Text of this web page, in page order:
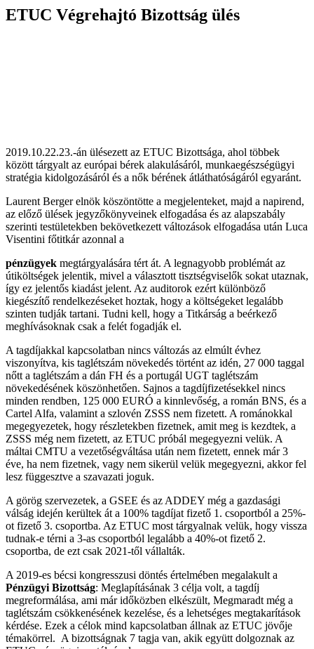
ETUC Végrehajtó Bizottság ülés
2019.10.22.23.-án ülésezett az ETUC Bizottsága, ahol többek
között tárgyalt az európai bérek alakulásáról, munkaegészségügyi
stratégia kidolgozásáról és a nők bérének átláthatóságáról egyaránt.
Laurent Berger elnök köszöntötte a megjelenteket, majd a napirend,
az előző ülések jegyzőkönyveinek elfogadása és az alapszabály
szerinti testületekben bekövetkezett változások elfogadása után Luca
Visentini főtitkár azonnal a
pénzügyek megtárgyalására tért át. A legnagyobb problémát az
útiköltségek jelentik, mivel a választott tisztségviselők sokat utaznak,
így ez jelentős kiadást jelent. Az auditorok ezért különböző
kiegészítő rendelkezéseket hoztak, hogy a költségeket legalább
szinten tudják tartani. Tudni kell, hogy a Titkárság a beérkező
meghívásoknak csak a felét fogadják el.
A tagdíjakkal kapcsolatban nincs változás az elmúlt évhez
viszonyítva, kis taglétszám növekedés történt az idén, 27 000 taggal
nőtt a taglétszám a dán FH és a portugál UGT taglétszám
növekedésének köszönhetően. Sajnos a tagdíjfizetésekkel nincs
minden rendben, 125 000 EURÓ a kinnlevőség, a román BNS, és a
Cartel Alfa, valamint a szlovén ZSSS nem fizetett. A románokkal
megegyezetek, hogy részletekben fizetnek, amit meg is kezdtek, a
ZSSS még nem fizetett, az ETUC próbál megegyezni velük. A
máltai CMTU a vezetőségváltása után nem fizetett, ennek már 3
éve, ha nem fizetnek, vagy nem sikerül velük megegyezni, akkor fel
lesz függesztve a szavazati joguk.
A görög szervezetek, a GSEE és az ADDEY még a gazdasági
válság idején kerültek át a 100% tagdíjat fizető 1. csoportból a 25%-
ot fizető 3. csoportba. Az ETUC most tárgyalnak velük, hogy vissza
tudnak-e térni a 3-as csoportból legalább a 40%-ot fizető 2.
csoportba, de ezt csak 2021-től vállalták.
A 2019-es bécsi kongresszusi döntés értelmében megalakult a
Pénzügyi Bizottság: Meglapításának 3 célja volt, a tagdíj
megreformálása, ami már időközben elkészült, Megmaradt még a
taglétszám csökkenésének kezelése, és a lehetséges megtakarítások
kérdése. Ezek a célok mind kapcsolatban állnak az ETUC jövője
témakörrel. A bizottságnak 7 tagja van, akik együtt dolgoznak az